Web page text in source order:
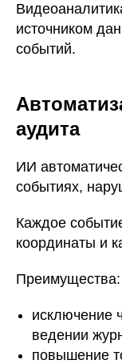
источником
событий.
аудита
ИИ
событиях,
Каждое
координаты и
Преимущества:
исключение
ведении
повышение